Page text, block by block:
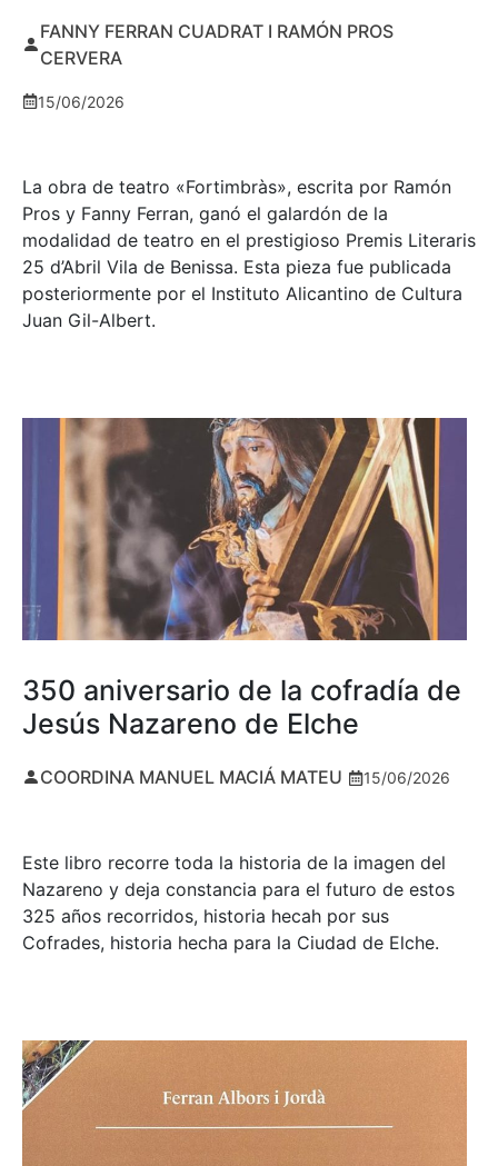
FANNY FERRAN CUADRAT I RAMÓN PROS
CERVERA
15/06/2026
La obra de teatro «Fortimbràs», escrita por Ramón
Pros y Fanny Ferran, ganó el galardón de la
modalidad de teatro en el prestigioso Premis Literaris
25 d’Abril Vila de Benissa. Esta pieza fue publicada
posteriormente por el Instituto Alicantino de Cultura
Juan Gil-Albert.
350 aniversario de la cofradía de
Jesús Nazareno de Elche
COORDINA MANUEL MACIÁ MATEU 15/06/2026
Este libro recorre toda la historia de la imagen del
Nazareno y deja constancia para el futuro de estos
325 años recorridos, historia hecah por sus
Cofrades, historia hecha para la Ciudad de Elche.